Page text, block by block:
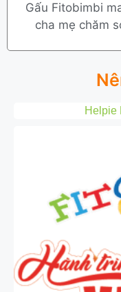
Gấu Fitobimbi
cha mẹ chăm
Helpie